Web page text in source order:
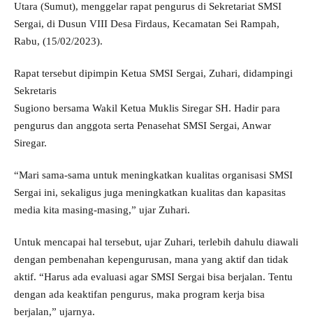
Utara (Sumut), menggelar rapat pengurus di Sekretariat SMSI
Sergai, di Dusun VIII Desa Firdaus, Kecamatan Sei Rampah,
Rabu, (15/02/2023).
Rapat tersebut dipimpin Ketua SMSI Sergai, Zuhari, didampingi
Sekretaris
Sugiono bersama Wakil Ketua Muklis Siregar SH. Hadir para
pengurus dan anggota serta Penasehat SMSI Sergai, Anwar
Siregar.
“Mari sama-sama untuk meningkatkan kualitas organisasi SMSI
Sergai ini, sekaligus juga meningkatkan kualitas dan kapasitas
media kita masing-masing,” ujar Zuhari.
Untuk mencapai hal tersebut, ujar Zuhari, terlebih dahulu diawali
dengan pembenahan kepengurusan, mana yang aktif dan tidak
aktif. “Harus ada evaluasi agar SMSI Sergai bisa berjalan. Tentu
dengan ada keaktifan pengurus, maka program kerja bisa
berjalan,” ujarnya.